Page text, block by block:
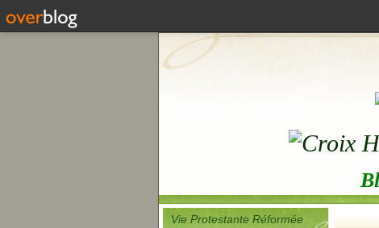
Vie Protestante Réformée